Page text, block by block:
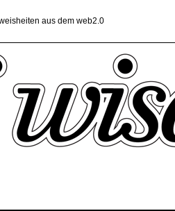
aus dem web2.0